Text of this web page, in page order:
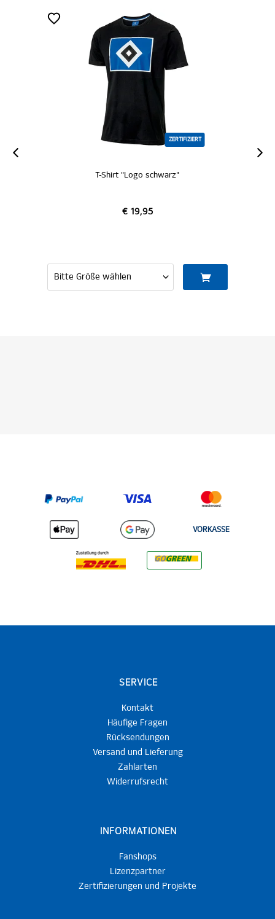
ZERTIFIZIERT
T-Shirt "Logo schwarz"
€ 19,95
VORKASSE
SERVICE
Kontakt
Häufige Fragen
Rücksendungen
Versand und Lieferung
Zahlarten
Widerrufsrecht
INFORMATIONEN
Fanshops
Lizenzpartner
Zertifizierungen und Projekte